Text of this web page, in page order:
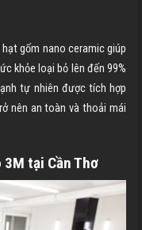
gốm nano ceramic giúp
khỏe loại bỏ lên đến 99%
tự nhiên được tích hợp
nên an toàn và thoải mái
3M tại Cần Thơ